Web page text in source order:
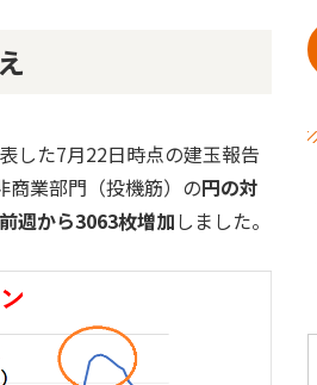
した7月22日時点の建玉報告
商業部門（投機筋）の円の対
週から3063枚増加しました。